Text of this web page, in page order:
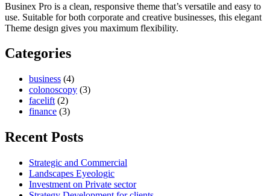
Businex Pro is a clean, responsive theme that’s versatile and easy to
use. Suitable for both corporate and creative businesses, this elegant
Theme design gives you maximum flexibility.
Categories
business (4)
colonoscopy (3)
facelift (2)
finance (3)
Recent Posts
Strategic and Commercial
Landscapes Eyeologic
Investment on Private sector